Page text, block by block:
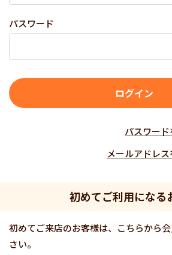
パスワード
パスワー
メールアドレ
初めてご利用になる
初めてご来店のお客様は、こちらから
さい。